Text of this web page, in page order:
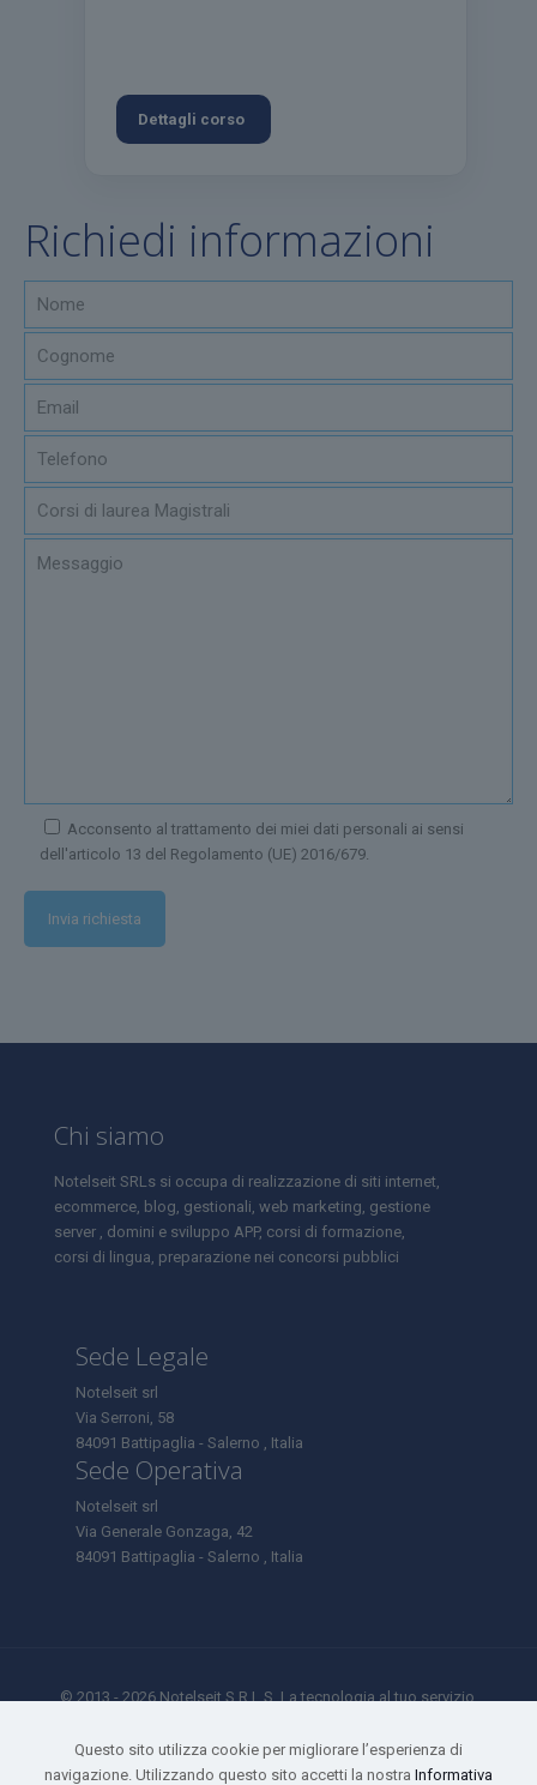
Dettagli corso
Richiedi informazioni
Acconsento al trattamento dei miei dati personali ai sensi
dell'articolo 13 del Regolamento (UE) 2016/679.
Chi siamo
Notelseit SRLs si occupa di realizzazione di siti internet,
ecommerce, blog, gestionali, web marketing, gestione
server , domini e sviluppo APP, corsi di formazione,
corsi di lingua, preparazione nei concorsi pubblici
Sede Legale
Notelseit srl
Via Serroni, 58
84091 Battipaglia - Salerno , Italia
Sede Operativa
Notelseit srl
Via Generale Gonzaga, 42
84091 Battipaglia - Salerno , Italia
© 2013 - 2026 Notelseit S.R.L.S. La tecnologia al tuo servizio.
Sede Legale Via Serroni 58 - Battipaglia ( SA) - 84091 Tel: 0828
1995972 Cell: 327 85 85 275
Questo sito utilizza cookie per migliorare l’esperienza di
navigazione. Utilizzando questo sito accetti la nostra Informativa